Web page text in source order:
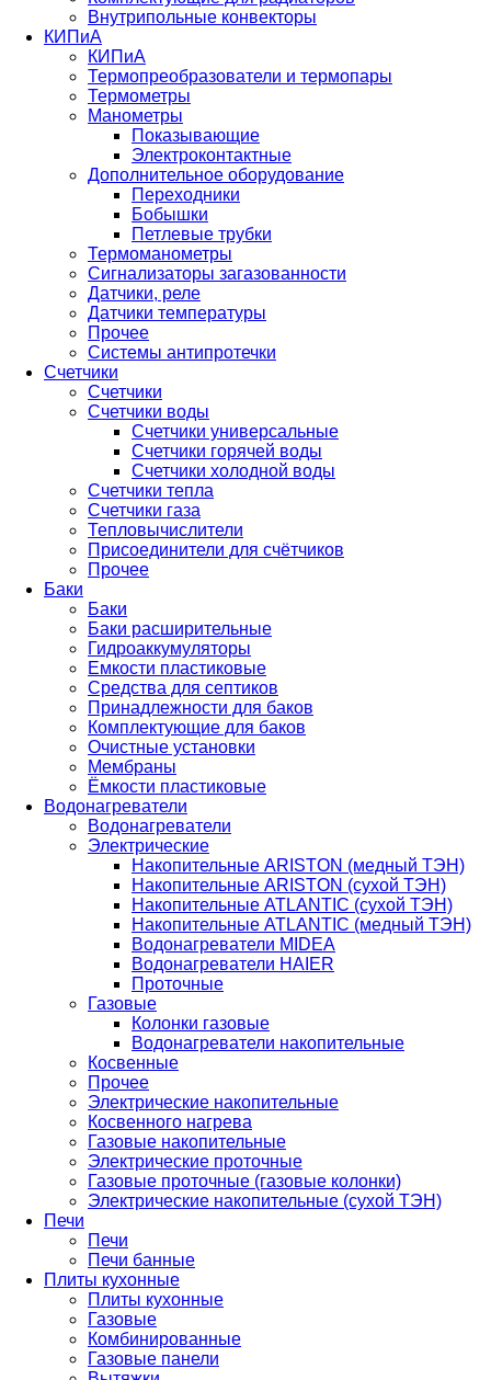
Внутрипольные конвекторы
КИПиА
КИПиА
Термопреобразователи и термопары
Термометры
Манометры
Показывающие
Электроконтактные
Дополнительное оборудование
Переходники
Бобышки
Петлевые трубки
Термоманометры
Сигнализаторы загазованности
Датчики, реле
Датчики температуры
Прочее
Системы антипротечки
Счетчики
Счетчики
Счетчики воды
Счетчики универсальные
Счетчики горячей воды
Счетчики холодной воды
Счетчики тепла
Счетчики газа
Тепловычислители
Присоединители для счётчиков
Прочее
Баки
Баки
Баки расширительные
Гидроаккумуляторы
Емкости пластиковые
Средства для септиков
Принадлежности для баков
Комплектующие для баков
Очистные установки
Мембраны
Ёмкости пластиковые
Водонагреватели
Водонагреватели
Электрические
Накопительные ARISTON (медный ТЭН)
Накопительные ARISTON (сухой ТЭН)
Накопительные ATLANTIC (сухой ТЭН)
Накопительные ATLANTIC (медный ТЭН)
Водонагреватели MIDEA
Водонагреватели HAIER
Проточные
Газовые
Колонки газовые
Водонагреватели накопительные
Косвенные
Прочее
Электрические накопительные
Косвенного нагрева
Газовые накопительные
Электрические проточные
Газовые проточные (газовые колонки)
Электрические накопительные (сухой ТЭН)
Печи
Печи
Печи банные
Плиты кухонные
Плиты кухонные
Газовые
Комбинированные
Газовые панели